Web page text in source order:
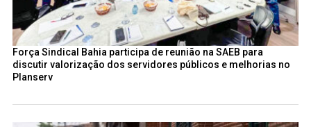
Força Sindical Bahia participa de reunião na SAEB para
discutir valorização dos servidores públicos e melhorias no
Planserv